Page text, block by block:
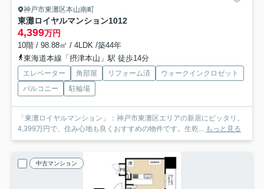
神戸市東灘区本山南町
東灘ロイヤルマンション1012
4,399万円
10階 / 98.88㎡ / 4LDK /築44年
東海道本線「摂津本山」駅 徒歩14分
エレベーター 角部屋 リフォーム済
ウォークインクロゼット
バルコニー
駐輪場
「東灘ロイヤルマンション」：神戸市東灘区エリアの新居にピッタリ。
4,399万円で、住み心地も良くおすすめの物件です。生乾... もっと見る
中古マンション